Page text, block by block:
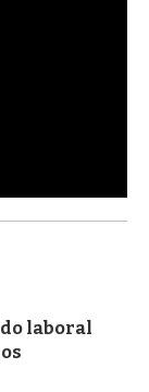
laboral